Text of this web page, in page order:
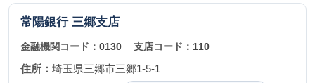
常陽銀行 三郷支店
金融機関コード： 0130 支店コード： 110
住所： 埼玉県三郷市三郷1-5-1